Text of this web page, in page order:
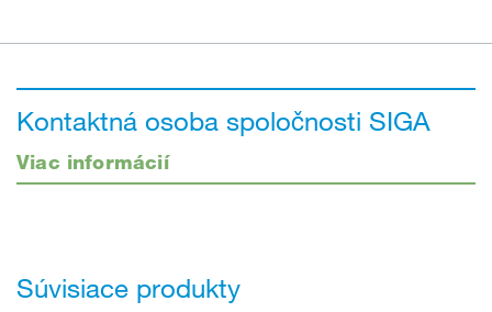
Kontaktná osoba spoločnosti SIGA
Viac informácií
Súvisiace produkty